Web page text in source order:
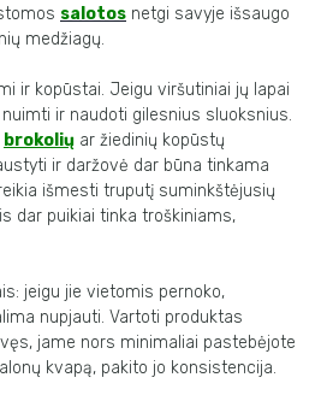
salotos netgi savyje išsaugo
medžiagų.
ir kopūstai. Jeigu viršutiniai jų lapai
ir naudoti gilesnius sluoksnius.
brokolių ar žiedinių kopūstų
ir daržovė dar būna tinkama
išmesti truputį suminkštėjusių
dar puikiai tinka troškiniams,
jeigu jie vietomis pernoko,
nupjauti. Vartoti produktas
jame nors minimaliai pastebėjote
kvapą, pakito jo konsistencija.